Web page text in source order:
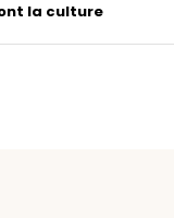
la culture